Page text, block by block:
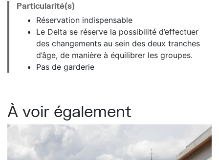
Particularité(s)
Réservation indispensable
Le Delta se réserve la possibilité d’effectuer
des changements au sein des deux tranches
d’âge, de manière à équilibrer les groupes.
Pas de garderie
À voir également